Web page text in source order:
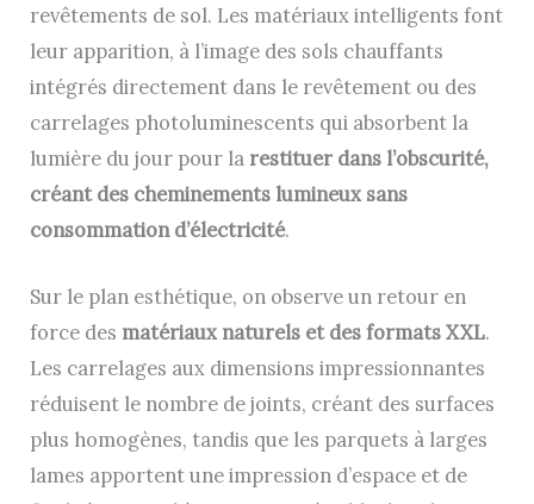
revêtements de sol. Les matériaux intelligents font
leur apparition, à l’image des sols chauffants
intégrés directement dans le revêtement ou des
carrelages photoluminescents qui absorbent la
lumière du jour pour la restituer dans l’obscurité,
créant des cheminements lumineux sans
consommation d’électricité.
Sur le plan esthétique, on observe un retour en
force des matériaux naturels et des formats XXL.
Les carrelages aux dimensions impressionnantes
réduisent le nombre de joints, créant des surfaces
plus homogènes, tandis que les parquets à larges
lames apportent une impression d’espace et de